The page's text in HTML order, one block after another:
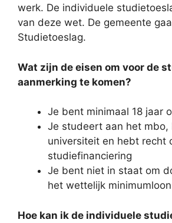
werk. De individuele
van deze wet. De gemeente
Studietoeslag.
Wat zijn de eisen om voor de
aanmerking te komen?
Je bent minimaal 18 jaar
Je studeert aan het mbo,
universiteit en hebt recht
studiefinanciering
Je bent niet in staat om
het wettelijk
Hoe kan ik de individuele